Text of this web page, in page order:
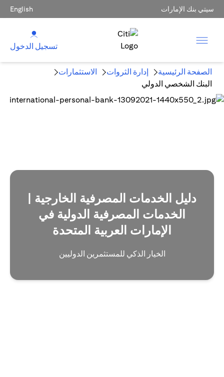
سيتي بنك الإمارات English
تسجيل الدخول
الصفحة الرئيسية إدارة الثروات
الاستثمارات
البنك الشخصي الدولي
دليل الخدمات المصرفية الخارجية |
الخدمات المصرفية الدولية في
الإمارات العربية المتحدة
الخيار الذكي للمستثمرين الدوليين